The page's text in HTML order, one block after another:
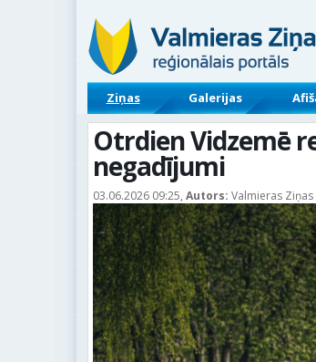
Ziņas Galerijas
Otrdien Vidzemē
negadījumi
03.06.2026 09:25, Autors: Valmieras Ziņas